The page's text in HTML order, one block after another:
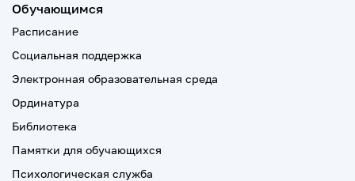
Обучающимся
Расписание
Социальная поддержка
Электронная образовательная среда
Ординатура
Библиотека
Памятки для обучающихся
Психологическая служба